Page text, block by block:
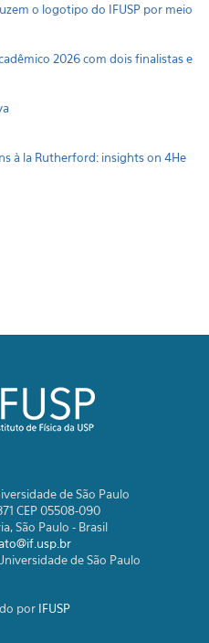
o logotipo do IFUSP por meio
2026 com dois finalistas e
à la Rutherford: insights on 4He
de São Paulo
CEP 05508-090
São Paulo - Brasil
de São Paulo
por IFUSP